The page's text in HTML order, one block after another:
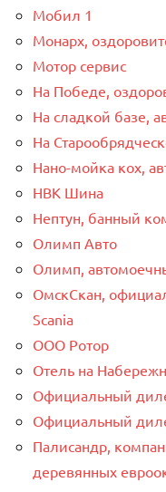
Мобил 1
Монарх,
Мотор сервис
На Победе,
На сладкой базе,
На
Нано-мойка кох,
НВК Шина
Нептун, банный
Олимп Авто
Олимп,
ОмскСкан,
Scania
ООО Ротор
Отель на
Официальный
Официальный
Палисандр,
деревянных